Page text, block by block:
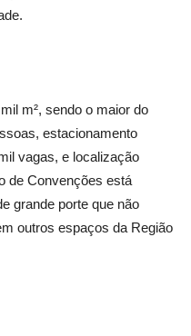
m², sendo o maior do
estacionamento
vagas, e localização
de Convenções está
grande porte que não
outros espaços da Região